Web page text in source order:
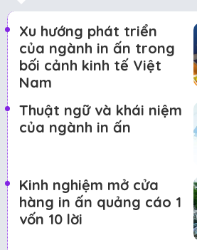
Xu hướng phát triển
của ngành in ấn trong
bối cảnh kinh tế Việt
Nam
Thuật ngữ và khái niệm
của ngành in ấn
Kinh nghiệm mở cửa
hàng in ấn quảng cáo 1
vốn 10 lời